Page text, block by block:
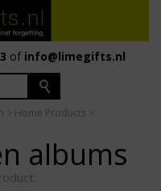
of info@limegifts.nl
> Home Products >
albums